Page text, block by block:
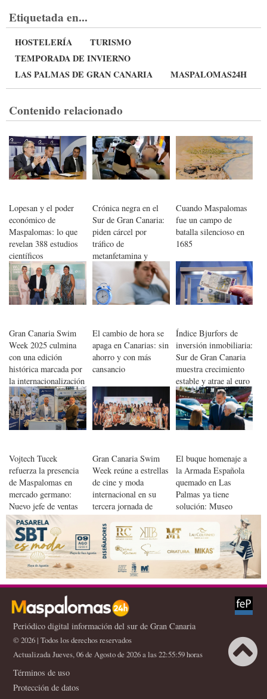
Etiquetada en...
HOSTELERÍA
TURISMO
TEMPORADA DE INVIERNO
LAS PALMAS DE GRAN CANARIA
MASPALOMAS24H
Contenido relacionado
Lopesan y el poder
económico de
Maspalomas: lo que
revelan 388 estudios
científicos
Crónica negra en el
Sur de Gran Canaria:
piden cárcel por
tráfico de
metanfetamina y
extasis líquido
Cuando Maspalomas
fue un campo de
batalla silencioso en
1685
Gran Canaria Swim
Week 2025 culmina
con una edición
histórica marcada por
la internacionalización
y el impulso al talento
emergente
El cambio de hora se
apaga en Canarias: sin
ahorro y con más
cansancio
Índice Bjurfors de
inversión inmobiliaria:
Sur de Gran Canaria
muestra crecimiento
estable y atrae al euro
fuerte
Vojtech Tucek
refuerza la presencia
de Maspalomas en
mercado germano:
Nuevo jefe de ventas
de IFA y Lopesan en
Alemania
Gran Canaria Swim
Week reúne a estrellas
de cine y moda
internacional en su
tercera jornada de
desfiles
El buque homenaje a
la Armada Española
quemado en Las
Palmas ya tiene
solución: Museo
Elder lo arreglará
Periódico digital información del sur de Gran Canaria
© 2026 | Todos los derechos reservados
Actualizada Jueves, 06 de Agosto de 2026 a las 22:55:59 horas
Términos de uso
Protección de datos